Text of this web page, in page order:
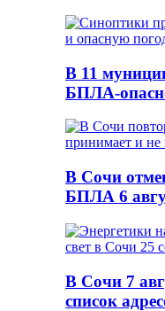
В 11
БПЛА-
В Сочи
БПЛА 6
В Сочи 7
список